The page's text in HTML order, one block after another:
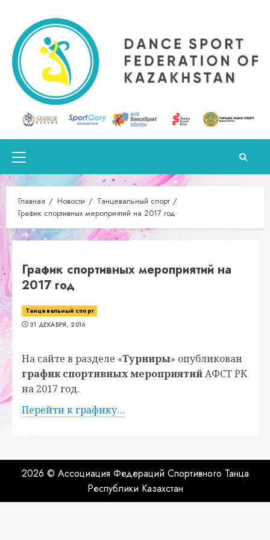
содержимому
Основное
меню
Главная Новости
Танцевальный спорт
График спортивных мероприятий на 2017 год
Танцевальный спорт
График спортивных мероприятий на
2017 год
31 ДЕКАБРЯ, 2016
На сайте в разделе «Турниры» опубликован
график спортивных мероприятийАФСТ РК
на 2017 год.
Перейти к графику…
2026 © Ассоциация Федераций Спортивного Танца
Республики Казахстан